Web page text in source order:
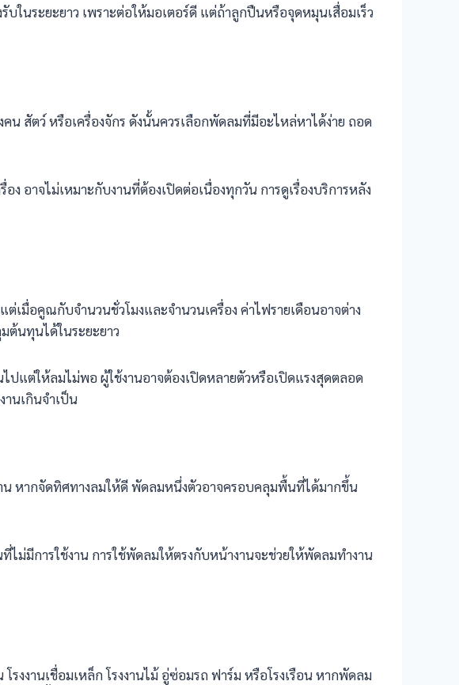
นระยะยาว เพราะต่อให้มอเตอร์ดี แต่ถ้าลูกปืนหรือจุดหมุนเสื่อมเร็ว
สัตว์ หรือเครื่องจักร ดังนั้นควรเลือกพัดลมที่มีอะไหล่หาได้ง่าย ถอด
อาจไม่เหมาะกับงานที่ต้องเปิดต่อเนื่องทุกวัน การดูเรื่องบริการหลัง
เมื่อคูณกับจำนวนชั่วโมงและจำนวนเครื่อง ค่าไฟรายเดือนอาจต่าง
ต้นทุนได้ในระยะยาว
ปแต่ให้ลมไม่พอ ผู้ใช้งานอาจต้องเปิดหลายตัวหรือเปิดแรงสุดตลอด
นเกินจำเป็น
น หากจัดทิศทางลมให้ดี พัดลมหนึ่งตัวอาจครอบคลุมพื้นที่ได้มากขึ้น
ม่มีการใช้งาน การใช้พัดลมให้ตรงกับหน้างานจะช่วยให้พัดลมทำงาน
งานเชื่อมเหล็ก โรงงานไม้ อู่ซ่อมรถ ฟาร์ม หรือโรงเรือน หากพัดลม